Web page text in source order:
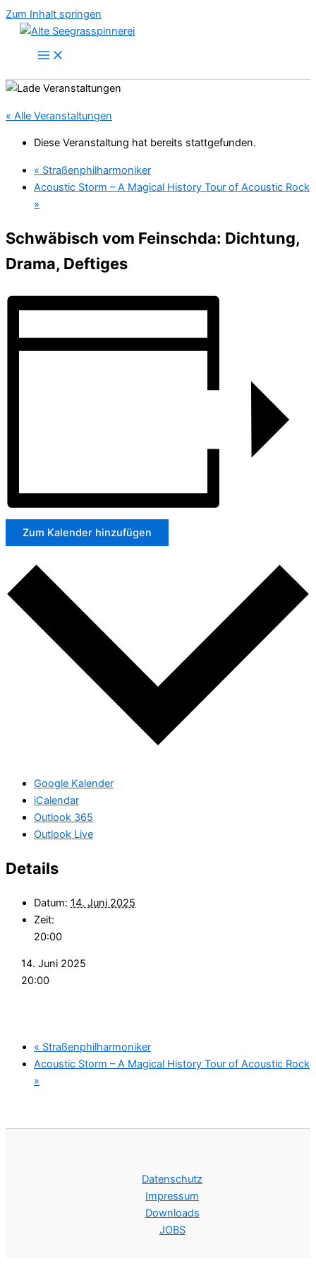
Zum Inhalt springen
« Alle Veranstaltungen
Diese Veranstaltung hat bereits stattgefunden.
« Straßenphilharmoniker
Acoustic Storm – A Magical History Tour of Acoustic Rock
»
Schwäbisch vom Feinschda: Dichtung,
Drama, Deftiges
Zum Kalender hinzufügen
Google Kalender
iCalendar
Outlook 365
Outlook Live
Details
Datum: 14. Juni 2025
Zeit:
20:00
14. Juni 2025
20:00
« Straßenphilharmoniker
Acoustic Storm – A Magical History Tour of Acoustic Rock
»
Datenschutz
Impressum
Downloads
JOBS